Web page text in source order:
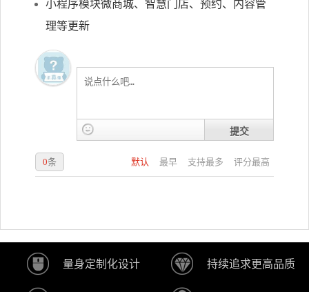
小程序模块微商城、智慧门店、预约、内容管
理等更新
提交
默认 最早 支持最多 评分最高
0条
量身定制化设计 持续追求更高品质